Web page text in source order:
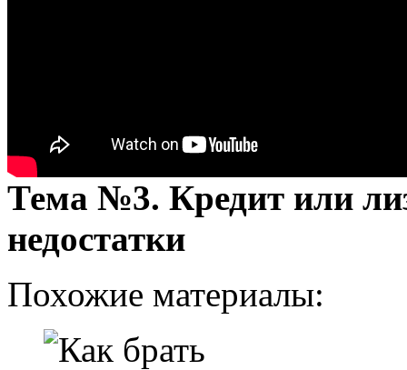
Тема №3. Кредит или
недостатки
Похожие материалы: